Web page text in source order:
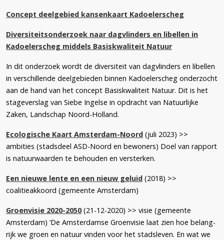
Concept deelgebied kansenkaart Kadoelerscheg
Diversiteitsonderzoek naar dagvlinders en libellen in
Kadoelerscheg middels Basiskwaliteit Natuur
In dit onderzoek wordt de diversiteit van dagvlinders en libellen
in verschillende deelgebieden binnen Kadoelerscheg onderzocht
aan de hand van het concept Basiskwaliteit Natuur. Dit is het
stageverslag van Siebe Ingelse in opdracht van Natuurlijke
Zaken, Landschap Noord-Holland.
Ecologische Kaart Amsterdam-Noord (juli 2023) >>
ambities (stadsdeel ASD-Noord en bewoners) Doel van rapport
is natuurwaarden te behouden en versterken.
Een nieuwe lente en een nieuw geluid (2018) >>
coalitieakkoord (gemeente Amsterdam)
Groenvisie 2020-2050(21-12-2020) >> visie (gemeente
Amsterdam) ‘De Amsterdamse Groenvisie laat zien hoe belang­
rijk we groen en natuur vinden voor het stadsleven. En wat we